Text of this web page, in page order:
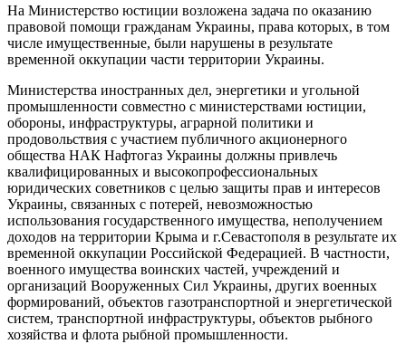
На Министерство юстиции возложена задача по оказанию
правовой помощи гражданам Украины, права которых, в том
числе имущественные, были нарушены в результате
временной оккупации части территории Украины.
Министерства иностранных дел, энергетики и угольной
промышленности совместно с министерствами юстиции,
обороны, инфраструктуры, аграрной политики и
продовольствия с участием публичного акционерного
общества НАК Нафтогаз Украины должны привлечь
квалифицированных и высокопрофессиональных
юридических советников с целью защиты прав и интересов
Украины, связанных с потерей, невозможностью
использования государственного имущества, неполучением
доходов на территории Крыма и г.Севастополя в результате их
временной оккупации Российской Федерацией. В частности,
военного имущества воинских частей, учреждений и
организаций Вооруженных Сил Украины, других военных
формирований, объектов газотранспортной и энергетической
систем, транспортной инфраструктуры, объектов рыбного
хозяйства и флота рыбной промышленности.